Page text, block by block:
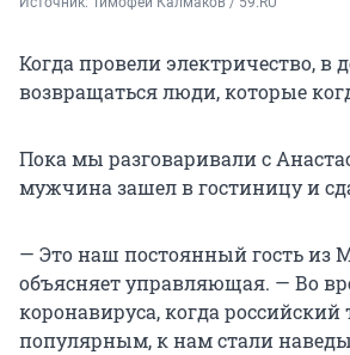
Когда провели электричество, в
возвращаться люди, которые
Пока мы разговаривали с
мужчина зашел в гостиницу и
— Это наш постоянный гость из
объясняет управляющая. — Во
коронавируса, когда российский
популярным, к нам стали